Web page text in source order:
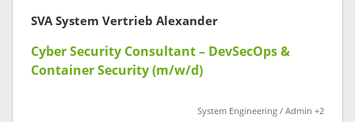
SVA System Vertrieb Alexander
Cyber Security Consultant – DevSecOps &
Container Security (m/w/d)
System Engineering / Admin +2